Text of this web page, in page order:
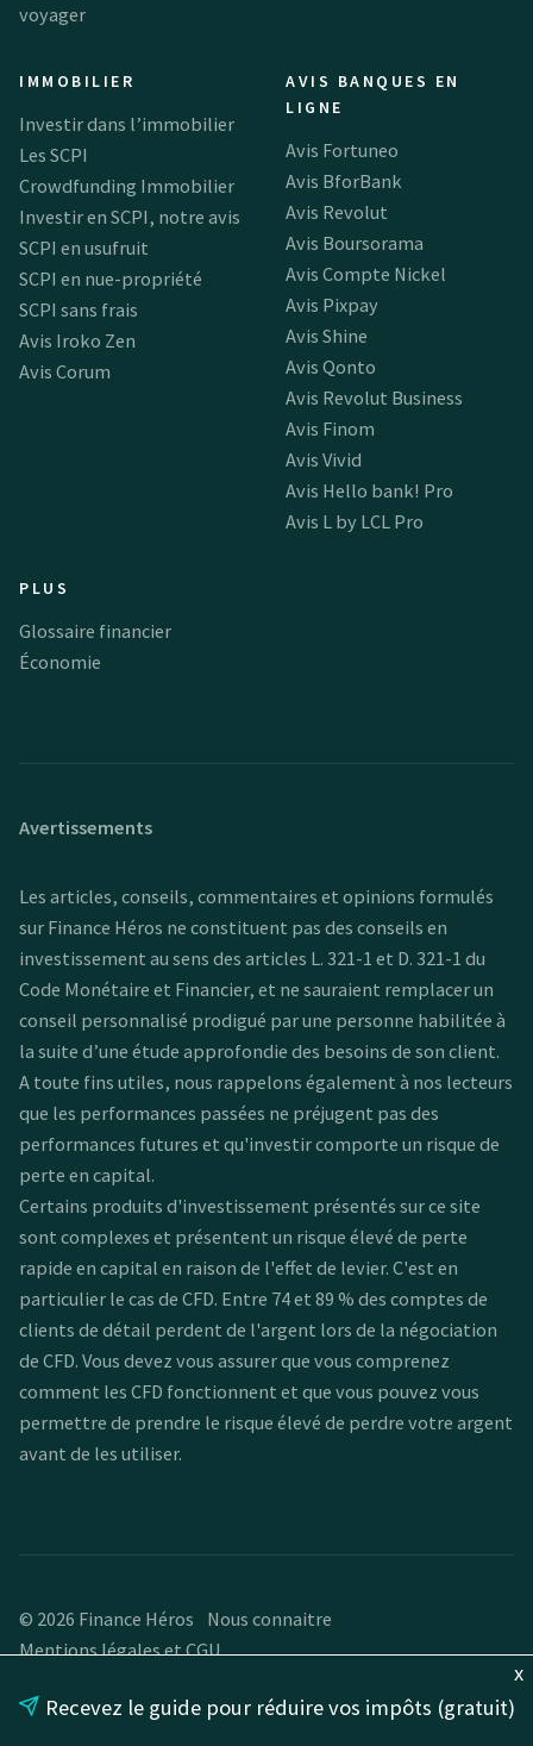
x
Recevez le guide pour réduire vos impôts (gratuit)
voyager
IMMOBILIER
Investir dans l’immobilier
Les SCPI
Crowdfunding Immobilier
Investir en SCPI, notre avis
SCPI en usufruit
SCPI en nue-propriété
SCPI sans frais
Avis Iroko Zen
Avis Corum
AVIS BANQUES EN
LIGNE
Avis Fortuneo
Avis BforBank
Avis Revolut
Avis Boursorama
Avis Compte Nickel
Avis Pixpay
Avis Shine
Avis Qonto
Avis Revolut Business
Avis Finom
Avis Vivid
Avis Hello bank! Pro
Avis L by LCL Pro
PLUS
Glossaire financier
Économie
Avertissements
Les articles, conseils, commentaires et opinions formulés
sur Finance Héros ne constituent pas des conseils en
investissement au sens des articles L. 321-1 et D. 321-1 du
Code Monétaire et Financier, et ne sauraient remplacer un
conseil personnalisé prodigué par une personne habilitée à
la suite d’une étude approfondie des besoins de son client.
A toute fins utiles, nous rappelons également à nos lecteurs
que les performances passées ne préjugent pas des
performances futures et qu'investir comporte un risque de
perte en capital.
Certains produits d'investissement présentés sur ce site
sont complexes et présentent un risque élevé de perte
rapide en capital en raison de l'effet de levier. C'est en
particulier le cas de CFD. Entre 74 et 89 % des comptes de
clients de détail perdent de l'argent lors de la négociation
de CFD. Vous devez vous assurer que vous comprenez
comment les CFD fonctionnent et que vous pouvez vous
permettre de prendre le risque élevé de perdre votre argent
avant de les utiliser.
© 2026 Finance Héros
Nous connaitre
Mentions légales et CGU